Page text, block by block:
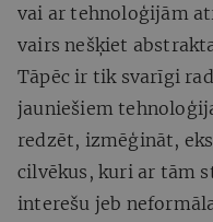
vai ar tehnoloģijām
vairs nešķiet
Tāpēc ir tik svarīgi
jauniešiem
redzēt, izmēģināt,
cilvēkus, kuri ar tām
interešu jeb